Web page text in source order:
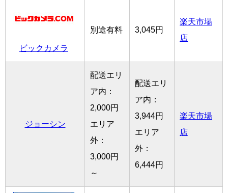
ビックカメラ
別途有料 3,045円
楽天市場
店
ジョーシン
配送エリ
ア内：
2,000円
エリア
外：
3,000円
～
配送エリ
ア内：
3,944円
エリア
外：
6,444円
楽天市場
店